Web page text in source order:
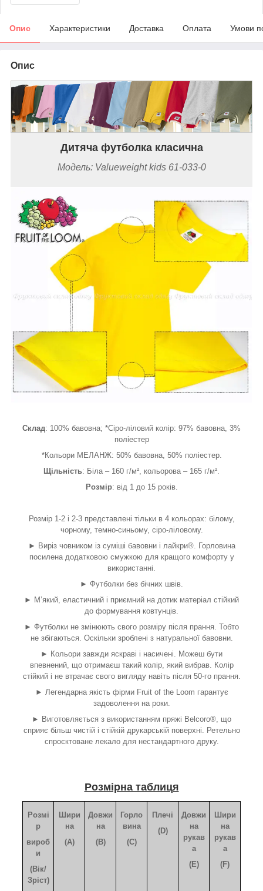
Опис Характеристики Доставка Оплата Умови
Опис
Дитяча футболка класична
Модель: Valueweight kids 61-033-0
Склад: 100% бавовна; *Сіро-ліловий колір: 97% бавовна, 3%
поліестер
*Кольори МЕЛАНЖ: 50% бавовна, 50% поліестер.
Щільність: Біла – 160 г/м², кольорова – 165 г/м².
Розмір: від 1 до 15 років.
Розмір 1-2 і 2-3 представлені тільки в 4 кольорах: білому,
чорному, темно-синьому, сіро-ліловому.
► Виріз човником із суміші бавовни і лайкри®. Горловина
посилена додатковою смужкою для кращого комфорту у
використанні.
► Футболки без бічних швів.
► М’який, еластичний і приємний на дотик матеріал стійкий
до формування ковтунців.
► Футболки не змінюють свого розміру після прання. Тобто
не збігаються. Оскільки зроблені з натуральної бавовни.
► Кольори завжди яскраві і насичені. Можеш бути
впевнений, що отримаєш такий колір, який вибрав. Колір
стійкий і не втрачає свого вигляду навіть після 50-го прання.
► Легендарна якість фірми Fruit of the Loom гарантує
задоволення на роки.
► Виготовляється з використанням пряжі Belcoro®, що
сприяє більш чистій і стійкій друкарській поверхні. Ретельно
спроєктоване лекало для нестандартного друку.
Розмірна таблиця
Розмі
р
вироб
и
(Вік/
Зріст)
Шири
на
(A)
Довжи
на
(B)
Горло
вина
(C)
Плечі
(D)
Довжи
на
рукав
а
(E)
Шири
на
рукав
а
(F)